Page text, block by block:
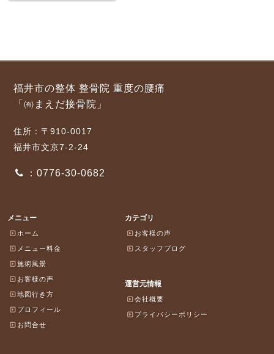
福井市の整体 整骨院 重度の腰痛
「㈲まえだ接骨院」
住所：〒910-0017
福井市文京7-2-24
：0776-30-0682
メニュー
ホーム
メニュー料金
施術風景
お客様の声
地図行き方
プロフィール
お問合せ
カテゴリ
お客様の声
スタッフブログ
運営元情報
会社概要
プライバシーポリシー